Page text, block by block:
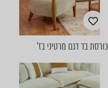
כורסת בד דגם מרטיני בז'